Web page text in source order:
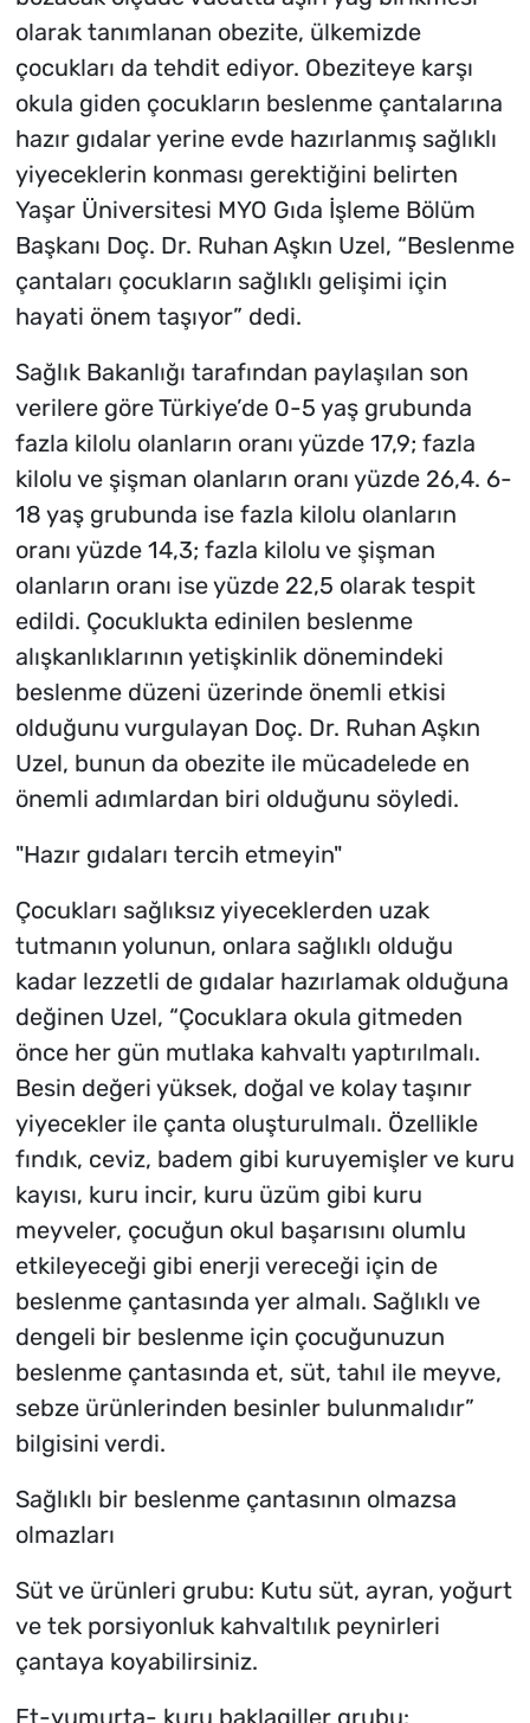
olarak tanımlanan obezite, ülkemizde
çocukları da tehdit ediyor. Obeziteye karşı
okula giden çocukların beslenme çantalarına
hazır gıdalar yerine evde hazırlanmış sağlıklı
yiyeceklerin konması gerektiğini belirten
Yaşar Üniversitesi MYO Gıda İşleme Bölüm
Başkanı Doç. Dr. Ruhan Aşkın Uzel, “Beslenme
çantaları çocukların sağlıklı gelişimi için
hayati önem taşıyor” dedi.
Sağlık Bakanlığı tarafından paylaşılan son
verilere göre Türkiye’de 0-5 yaş grubunda
fazla kilolu olanların oranı yüzde 17,9; fazla
kilolu ve şişman olanların oranı yüzde 26,4. 6-
18 yaş grubunda ise fazla kilolu olanların
oranı yüzde 14,3; fazla kilolu ve şişman
olanların oranı ise yüzde 22,5 olarak tespit
edildi. Çocuklukta edinilen beslenme
alışkanlıklarının yetişkinlik dönemindeki
beslenme düzeni üzerinde önemli etkisi
olduğunu vurgulayan Doç. Dr. Ruhan Aşkın
Uzel, bunun da obezite ile mücadelede en
önemli adımlardan biri olduğunu söyledi.
"Hazır gıdaları tercih etmeyin"
Çocukları sağlıksız yiyeceklerden uzak
tutmanın yolunun, onlara sağlıklı olduğu
kadar lezzetli de gıdalar hazırlamak olduğuna
değinen Uzel, “Çocuklara okula gitmeden
önce her gün mutlaka kahvaltı yaptırılmalı.
Besin değeri yüksek, doğal ve kolay taşınır
yiyecekler ile çanta oluşturulmalı. Özellikle
fındık, ceviz, badem gibi kuruyemişler ve kuru
kayısı, kuru incir, kuru üzüm gibi kuru
meyveler, çocuğun okul başarısını olumlu
etkileyeceği gibi enerji vereceği için de
beslenme çantasında yer almalı. Sağlıklı ve
dengeli bir beslenme için çocuğunuzun
beslenme çantasında et, süt, tahıl ile meyve,
sebze ürünlerinden besinler bulunmalıdır”
bilgisini verdi.
Sağlıklı bir beslenme çantasının olmazsa
olmazları
Süt ve ürünleri grubu: Kutu süt, ayran, yoğurt
ve tek porsiyonluk kahvaltılık peynirleri
çantaya koyabilirsiniz.
Et-yumurta- kuru baklagiller grubu: